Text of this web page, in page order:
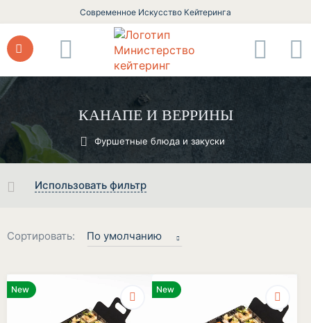
Современное Искусство Кейтеринга
КАНАПЕ И ВЕРРИНЫ
Фуршетные блюда и закуски
Использовать фильтр
Сортировать: По умолчанию
New New